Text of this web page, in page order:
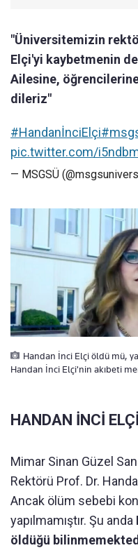
"Üniversitemizin
Elçi'yi kaybetmenin
Ailesine,
dileriz"
#HandanİnciElçi
pic.twitter.com/
— MSGSÜ
Handan İnci Elçi öldü mü,
Handan İnci Elçi'nin akıbeti
HANDAN İNCİ
Mimar Sinan Güzel
Rektörü Prof. Dr.
Ancak ölüm sebebi
yapılmamıştır. Şu anda
öldüğü